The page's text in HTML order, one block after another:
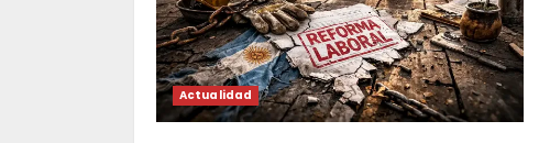
Actualidad